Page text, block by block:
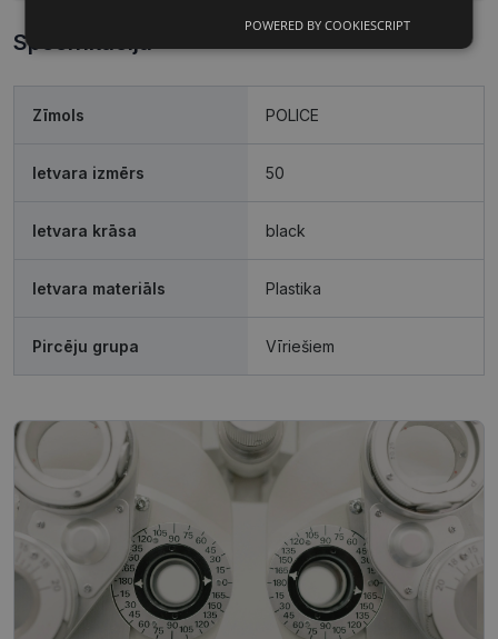
Specifikācija
Zīmols POLICE
Ietvara izmērs 50
Ietvara krāsa black
Ietvara materiāls Plastika
Pircēju grupa Vīriešiem
sīkdatnes
Statistikas
sīkdatnes
Funkcionālās
Neklasificētās
Mārketinga sīkdatnes
Funkcionālās sīkdatnes
Neklasificētās
Šīs sīkdatnes nepieciešamas, lai Jūs varētu apmeklēt
un pārlūkot tīmekļa vietnes saturu un izmantot tās
piedāvātās iespējas. Šīs sīkdatnes identificē Jūsu
iekārtu, bet neizpauž Jūsu identitāti, kā arī tās nevāc
un neapkopo informāciju. Bez šīm sīkdatnēm
tīmekļa vietne nevarēs pilnvērtīgi darboties,
piemēram, sniegt nepieciešamo informāciju vai
nodrošināt pieprasītos pakalpojumus. Šīs sīkdatnes
POWERED BY COOKIESCRIPT